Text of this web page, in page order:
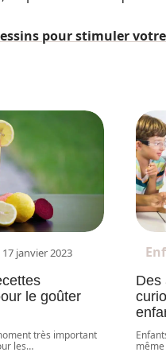
pour stimuler
17 janvier 2023
le goûter
très important
les…
Des